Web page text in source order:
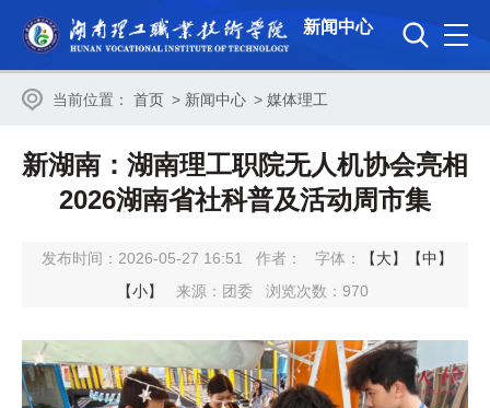
新闻中心
当前位置： 首页 > 新闻中心 > 媒体理工
新湖南：湖南理工职院无人机协会亮相
2026湖南省社科普及活动周市集
发布时间：2026-05-27 16:51 作者： 字体： 【大】
【中】
【小】
来源：团委 浏览次数： 970